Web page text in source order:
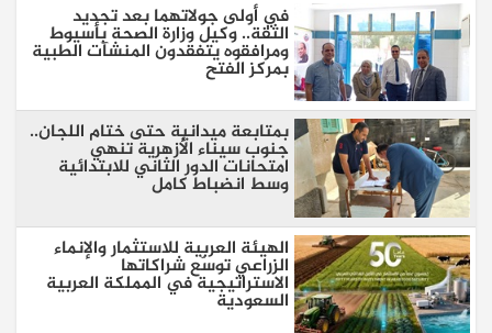
في أولى جولاتهما بعد تجديد
الثقة.. وكيل وزارة الصحة بأسيوط
ومرافقوه يتفقدون المنشآت الطبية
بمركز الفتح
بمتابعة ميدانية حتى ختام اللجان..
جنوب سيناء الأزهرية تنهي
امتحانات الدور الثاني للابتدائية
وسط انضباط كامل
الهيئة العربية للاستثمار والإنماء
الزراعي توسّع شراكاتها
الاستراتيجية في المملكة العربية
السعودية